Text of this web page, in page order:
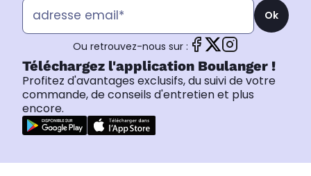
Ok
Ou retrouvez-nous sur :
Téléchargez l'application Boulanger !
Profitez d'avantages exclusifs, du suivi de votre
commande, de conseils d'entretien et plus
encore.